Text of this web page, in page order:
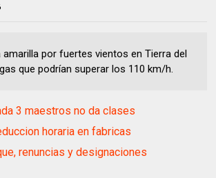
amarilla por fuertes vientos en Tierra del
que podrían superar los 110 km/h.
3 maestros no da clases
horaria en fabricas
renuncias y designaciones